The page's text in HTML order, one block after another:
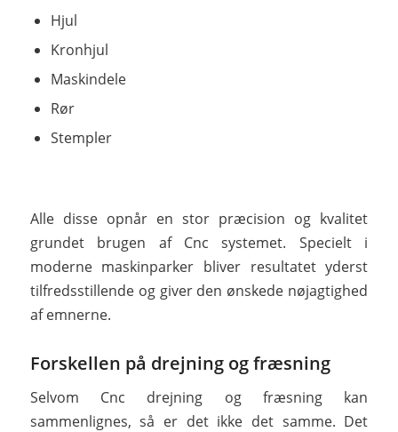
Hjul
Kronhjul
Maskindele
Rør
Stempler
Alle disse opnår en stor præcision og kvalitet
grundet brugen af Cnc systemet. Specielt i
moderne maskinparker bliver resultatet yderst
tilfredsstillende og giver den ønskede nøjagtighed
af emnerne.
Forskellen på drejning og fræsning
Selvom Cnc drejning og fræsning kan
sammenlignes, så er det ikke det samme. Det